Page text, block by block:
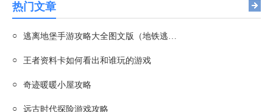
热门文章
○ 逃离地堡手游攻略大全图文版（地铁逃离地堡）
○ 王者资料卡如何看出和谁玩的游戏
○ 奇迹暖暖小屋攻略
○ 远古时代探险游戏攻略